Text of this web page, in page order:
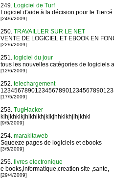
249. Logiciel de Turf
Logiciel d'aide à la décision pour le
[24/6/2009]
250. TRAVAILLER SUR LE NET
VENTE DE LOGICIEL ET EBOOK EN
[22/6/2009]
251. logiciel du jour
tous les nouvelles catégories de logiciels
[12/6/2009]
252. telechargement
[17/5/2009]
253. TugHacker
klhjkhklkjhlkhlkhjklkjhhklkhjlhjkhkl
[9/5/2009]
254. marakitaweb
Squeeze pages de logiciels et ebooks
[3/5/2009]
255. livres electronique
e books,informatique,creation site ,sante,
[29/4/2009]